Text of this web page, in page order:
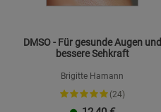
DMSO - Für gesunde Augen und
bessere Sehkraft
Brigitte Hamann
(24)